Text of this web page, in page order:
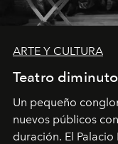
ARTE Y CULTURA
Teatro diminuto
Un pequeño
nuevos públicos
duración. El